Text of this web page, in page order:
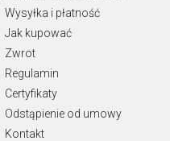
Wysyłka i płatność
Jak kupować
Zwrot
Regulamin
Certyfikaty
Odstąpienie od umowy
Kontakt